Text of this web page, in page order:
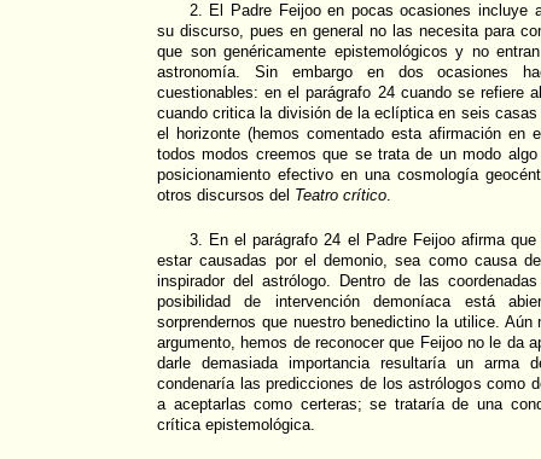
2. El Padre Feijoo en pocas ocasiones incluye
su discurso, pues en general no las necesita para
que son genéricamente epistemológicos y no
astronomía. Sin embargo en dos ocasiones
cuestionables: en el parágrafo 24 cuando se refiere
cuando critica la división de la eclíptica en seis
el horizonte (hemos comentado esta afirmación en
todos modos creemos que se trata de un modo
posicionamiento efectivo en una cosmología
otros discursos del Teatro crítico.
3. En el parágrafo 24 el Padre Feijoo afirma
estar causadas por el demonio, sea como causa
inspirador del astrólogo. Dentro de las
posibilidad de intervención demoníaca está
sorprendernos que nuestro benedictino la utilice.
argumento, hemos de reconocer que Feijoo no le da
darle demasiada importancia resultaría un arma
condenaría las predicciones de los astrólogos como
a aceptarlas como certeras; se trataría de una
crítica epistemológica.